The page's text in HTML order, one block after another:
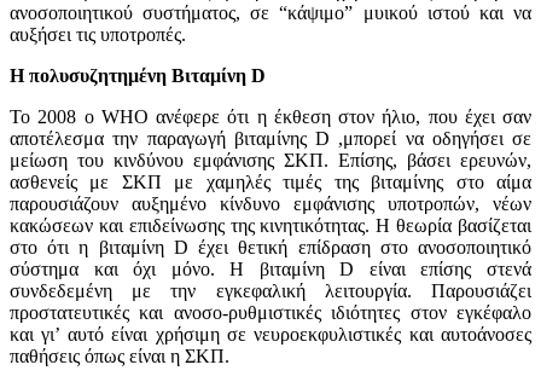
ανοσοποιητικού συστήματος, σε “κάψιμο” μυικού ιστού και να
αυξήσει τις υποτροπές.
Η πολυσυζητημένη Βιταμίνη D
Το 2008 ο WHO ανέφερε ότι η έκθεση στον ήλιο, που έχει σαν
αποτέλεσμα την παραγωγή βιταμίνης D ,μπορεί να οδηγήσει σε
μείωση του κινδύνου εμφάνισης ΣΚΠ. Επίσης, βάσει ερευνών,
ασθενείς με ΣΚΠ με χαμηλές τιμές της βιταμίνης στο αίμα
παρουσιάζουν αυξημένο κίνδυνο εμφάνισης υποτροπών, νέων
κακώσεων και επιδείνωσης της κινητικότητας. Η θεωρία βασίζεται
στο ότι η βιταμίνη D έχει θετική επίδραση στο ανοσοποιητικό
σύστημα και όχι μόνο. Η βιταμίνηD είναι επίσης στενά
συνδεδεμένη με την εγκεφαλική λειτουργία. Παρουσιάζει
προστατευτικές και ανοσο-ρυθμιστικές ιδιότητες στον εγκέφαλο
και γι’ αυτό είναι χρήσιμη σε νευροεκφυλιστικές και αυτοάνοσες
παθήσεις όπως είναι η ΣΚΠ.